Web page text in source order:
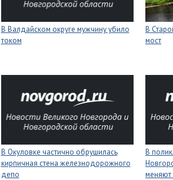
В Валдайском округе мужчину убило
током
В
мост
В Окуловке частично обрушилась
кирпичная стена железнодорожного
депо
В
меняют